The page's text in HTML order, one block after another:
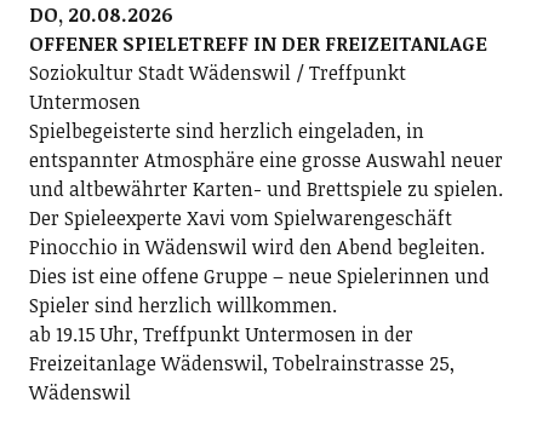
DO, 20.08.2026
OFFENER SPIELETREFF IN DER FREIZEITANLAGE
Soziokultur Stadt Wädenswil / Treffpunkt
Untermosen
Spielbegeisterte sind herzlich eingeladen, in
entspannter Atmosphäre eine grosse Auswahl neuer
und altbewährter Karten- und Brettspiele zu spielen.
Der Spieleexperte Xavi vom Spielwarengeschäft
Pinocchio in Wädenswil wird den Abend begleiten.
Dies ist eine offene Gruppe – neue Spielerinnen und
Spieler sind herzlich willkommen.
ab 19.15 Uhr, Treffpunkt Untermosen in der
Freizeitanlage Wädenswil, Tobelrainstrasse 25,
Wädenswil